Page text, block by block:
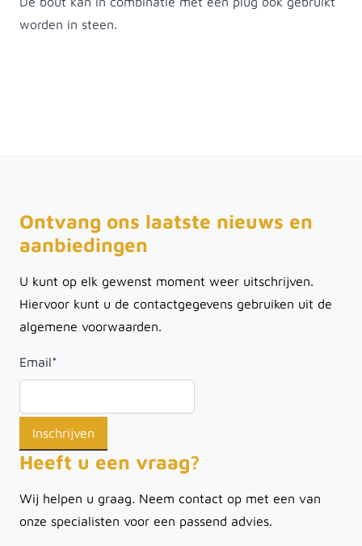
worden in steen.
Ontvang ons laatste nieuws en
aanbiedingen
U kunt op elk gewenst moment weer uitschrijven.
Hiervoor kunt u de contactgegevens gebruiken uit de
algemene voorwaarden.
Email*
Heeft u een vraag?
Wij helpen u graag. Neem contact op met een van
onze specialisten voor een passend advies.